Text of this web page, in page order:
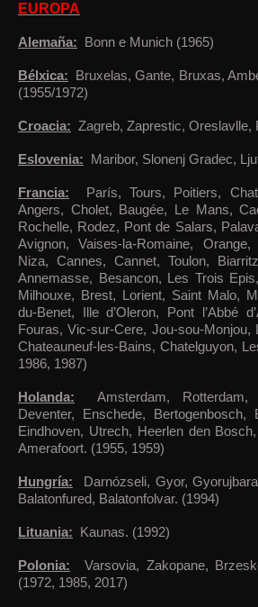
EUROPA
Alemaña: Bonn e Munich (1965)
Bélxica: Bruxelas, Gante, Bruxas,
(1955/1972)
Croacia: Zagreb, Zaprestic, Oreslavlle,
Eslovenia: Maribor, Slonenj Gradec,
Francia: París, Tours, Poitiers,
Angers, Cholet, Baugée, Le Mans,
Rochelle, Rodez, Pont de Salars,
Avignon, Vaises-la-Romaine,
Niza, Cannes, Cannet, Toulon,
Annemasse, Besancon, Les Trois
Milhouxe, Brest, Lorient, Saint Malo,
du-Benet, Ille d’Oleron, Pont l’Abbé
Fouras, Vic-sur-Cere, Jou-sou-Monjou,
Chateauneuf-les-Bains, Chatelguyon,
1986, 1987)
Holanda: Amsterdam, Rotterdam,
Deventer, Enschede, Bertogenbosch,
Eindhoven, Utrech, Heerlen den
Amerafoort. (1955, 1959)
Hungría: Darnózseli, Gyor,
Balatonfured, Balatonfolvar. (1994)
Lituania: Kaunas. (1992)
Polonia: Varsovia, Zakopane,
(1972, 1985, 2017)